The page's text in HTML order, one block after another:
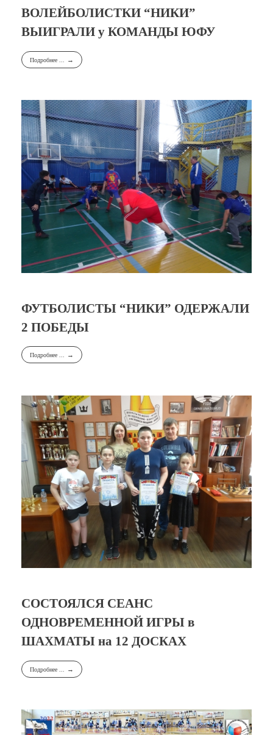
ВОЛЕЙБОЛИСТКИ “НИКИ”
ВЫИГРАЛИ у КОМАНДЫ ЮФУ
Подробнее ...
ФУТБОЛИСТЫ “НИКИ” ОДЕРЖАЛИ
2 ПОБЕДЫ
Подробнее ...
СОСТОЯЛСЯ СЕАНС
ОДНОВРЕМЕННОЙ ИГРЫ в
ШАХМАТЫ на 12 ДОСКАХ
Подробнее ...